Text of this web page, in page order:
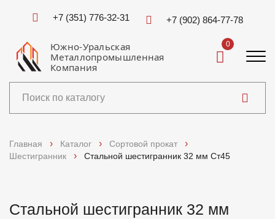
+7 (351) 776-32-31 +7 (902) 864-77-78
Южно-Уральская
Металлопромышленная
Компания
0
Главная Каталог
Сортовой прокат
Шестигранник
Стальной шестигранник 32 мм Ст45
Стальной шестигранник 32 мм